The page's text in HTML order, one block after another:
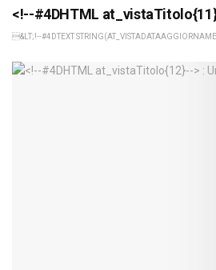
<!--#4DHTML
&LT;!--#4DTEXT